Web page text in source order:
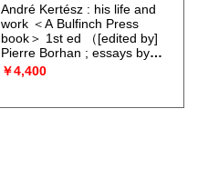
André Kertész : his life and
work ＜A Bulfinch Press
book＞ 1st ed
（[edited by]
Pierre Borhan ; essays by
Pierre Borhan ... [et al.]）
￥4,400